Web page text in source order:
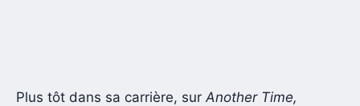
Plus tôt dans sa carrière, sur Another Time,